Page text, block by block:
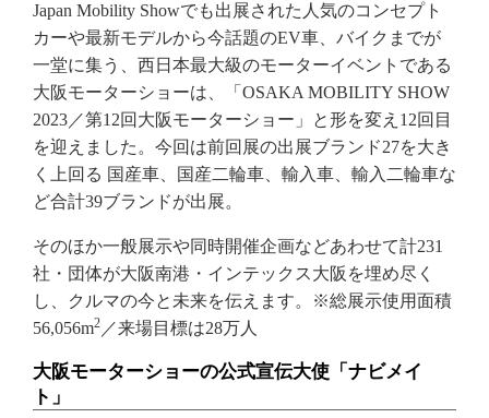
Japan Mobility Showでも出展された人気のコンセプト
カーや最新モデルから今話題のEV車、バイクまでが
一堂に集う、西日本最大級のモーターイベントである
大阪モーターショーは、「OSAKA MOBILITY SHOW
2023／第12回大阪モーターショー」と形を変え12回目
を迎えました。今回は前回展の出展ブランド27を大き
く上回る 国産車、国産二輪車、輸入車、輸入二輪車な
ど合計39ブランドが出展。
そのほか一般展示や同時開催企画などあわせて計231
社・団体が大阪南港・インテックス大阪を埋め尽く
し、クルマの今と未来を伝えます。※総展示使用面積
56,056m2 ／来場目標は28万人
大阪モーターショーの公式宣伝大使「ナビメイ
ト」